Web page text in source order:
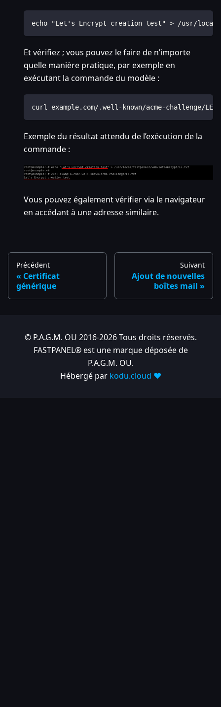
echo "Let's Encrypt creation test" > /usr/local/
Et vérifiez ; vous pouvez le faire de n’importe
quelle manière pratique, par exemple en
exécutant la commande du modèle :
curl example.com/.well-known/acme-challenge/
Exemple du résultat attendu de l’exécution de la
commande :
Vous pouvez également vérifier via le navigateur
en accédant à une adresse similaire.
Précédent
Certificat
générique
Suivant
Ajout de nouvelles
boîtes mail
© P.A.G.M. OU 2016-2026 Tous droits réservés.
FASTPANEL® est une marque déposée de
P.A.G.M. OU.
Hébergé par kodu.cloud ❤️